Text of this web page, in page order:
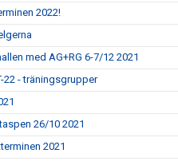
2022!
med AG+RG 6-7/12 2021
22 - träningsgrupper
26/10 2021
2021